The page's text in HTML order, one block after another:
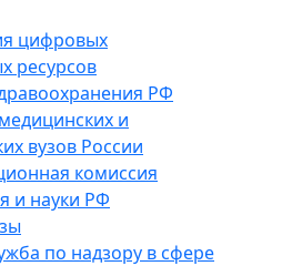
цифровых
ресурсов
РФ
и
вузов России
комиссия
и науки РФ
по надзору в сфере